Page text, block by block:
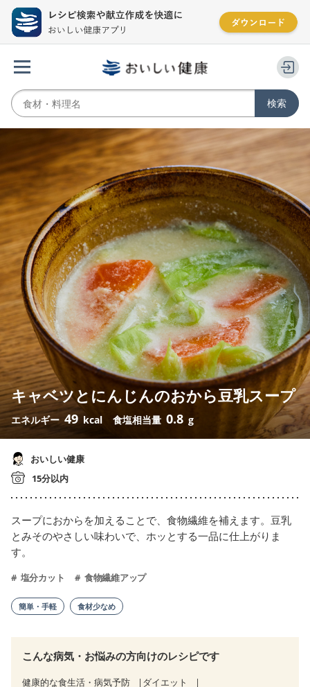
キャベツとにんじんのおから豆乳スープ
エネルギー 49 kcal 食塩相当量 0.8 g
おいしい健康
15分以内
スープにおからを加えることで、食物繊維を補えます。豆乳
とみそのやさしい味わいで、ホッとする一品に仕上がりま
す。
塩分カット 食物繊維アップ
簡単・手軽 食材少なめ
こんな病気・お悩みの方向けのレシピです
健康的な食生活・病気予防
ダイエット